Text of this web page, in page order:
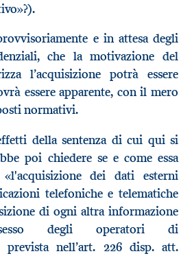
e in attesa degli
che la motivazione del
l’acquisizione potrà essere
essere apparente, con il mero
normativi.
della sentenza di cui qui si
poi chiedere se e come essa
«l'acquisizione dei dati esterni
telefoniche e telematiche
di ogni altra informazione
degli operatori di
prevista nell’art. 226 disp. att.